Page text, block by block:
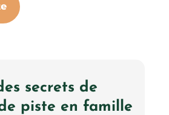
secrets de
piste en famille